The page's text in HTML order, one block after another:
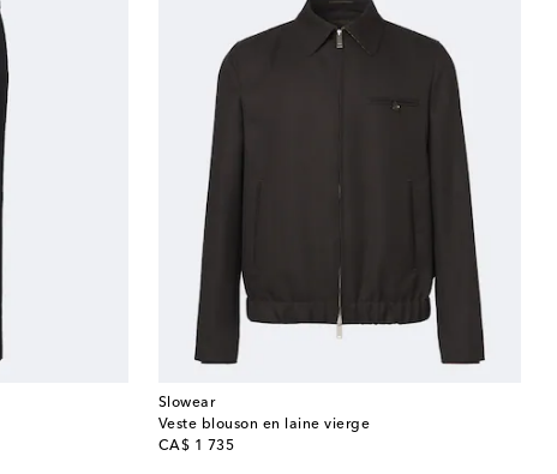
Slowear
Veste blouson en laine vierge
CA$ 1 735
original price